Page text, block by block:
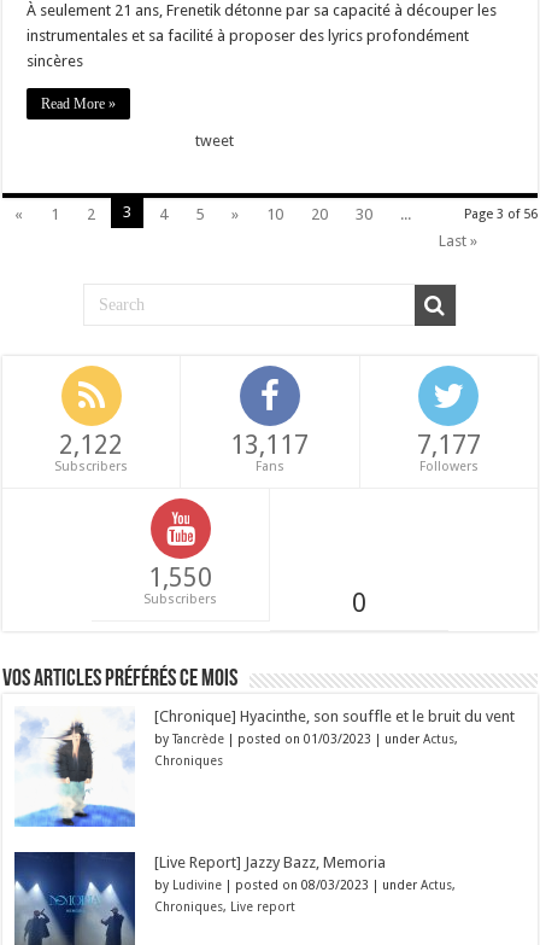
À seulement 21 ans, Frenetik détonne par sa capacité à découper les
instrumentales et sa facilité à proposer des lyrics profondément
sincères
Read More »
tweet
Page 3 of 56
« 1 2 3 4 5 » 10 20 30
...
Last »
2,122
Subscribers
13,117
Fans
7,177
Followers
1,550
Subscribers 0
Vos articles préférés ce mois
[Chronique] Hyacinthe, son souffle et le bruit du vent
byTancrède | posted on 01/03/2023 | underActus,
Chroniques
[Live Report] Jazzy Bazz, Memoria
by Ludivine | posted on 08/03/2023 | underActus,
Chroniques, Live report